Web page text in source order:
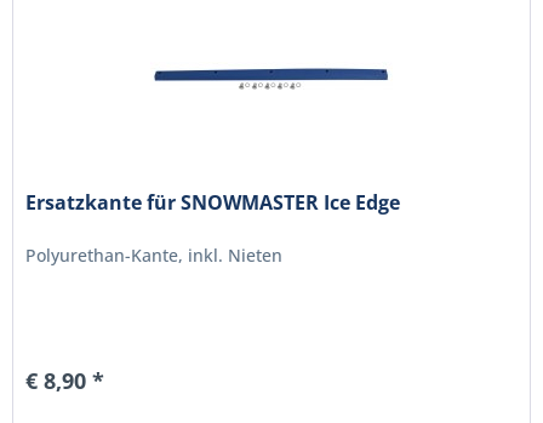
Ersatzkante für SNOWMASTER Ice Edge
Polyurethan-Kante, inkl. Nieten
€ 8,90 *